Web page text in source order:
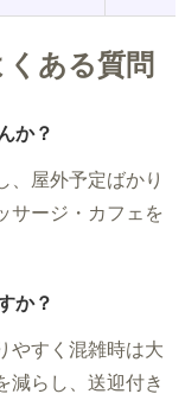
ある質問
か？
、屋外予定ばかり
サージ・カフェを
か？
やすく混雑時は大
減らし、送迎付き